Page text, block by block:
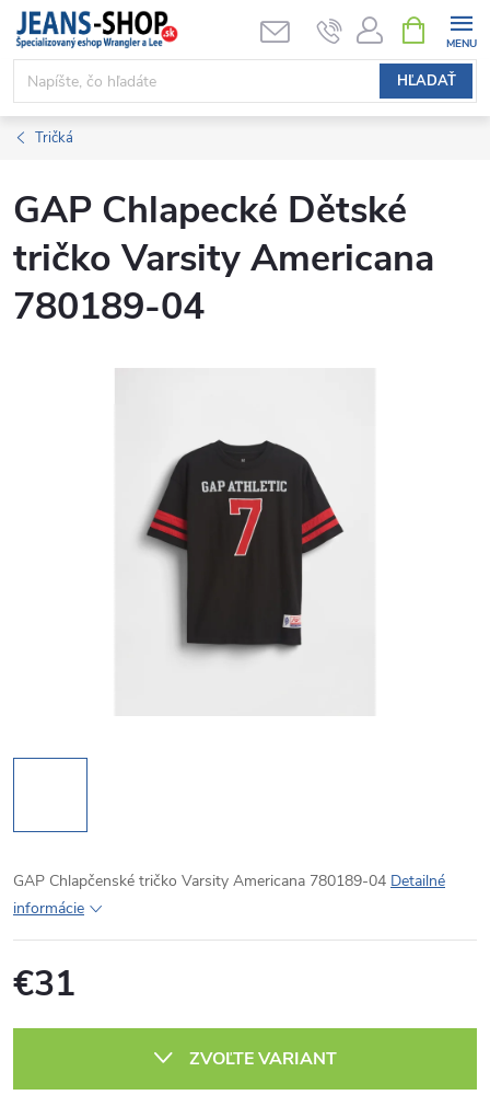
Prejsť
obsah
HĽADAŤ
KOŠÍK
Tričká
GAP Chlapecké Dětské
tričko Varsity Americana
780189-04
GAP Chlapčenské tričko Varsity Americana 780189-04 Detailné
informácie
€31
ZVOĽTE VARIANT